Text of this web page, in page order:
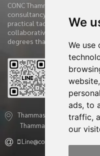
We
We use
ads, to
traffic,
our
CONC Thammasat offers
consultancy, implementation
practical tactics. We have
collaborative techniques to
degrees that have
Reviews
Thammasat Consulting
Thammasat 2 Prachan Rd.,
Line@conc.thammasat